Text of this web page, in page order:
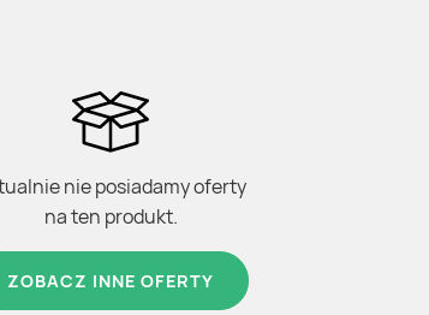
nie posiadamy oferty
na ten produkt.
ZOBACZ INNE OFERTY